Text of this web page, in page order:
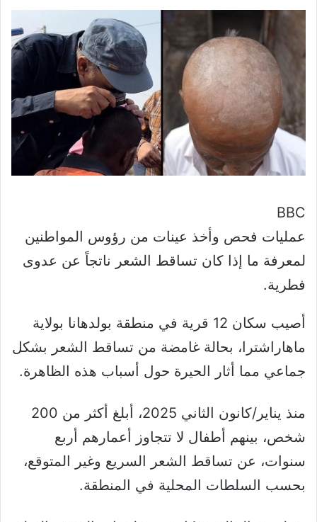
BBC
عمليات فحص وأخذ عينات من رؤوس المواطنين
لمعرفة ما إذا كان تساقط الشعر ناتجاً عن عدوى
فطرية.
أصيب سكان 12 قرية في منطقة بولدهانا بولاية
ماهاراشترا، بحالة غامضة من تساقط الشعر بشكل
جماعي مما أثار الحيرة حول أسباب هذه الظاهرة.
منذ يناير/كانون الثاني 2025، أبلغ أكثر من 200
شخص، بينهم أطفال لا تتجاوز أعمارهم أربع
سنوات، عن تساقط الشعر السريع وغير المتوقع،
بحسب السلطات المحلية في المنطقة.